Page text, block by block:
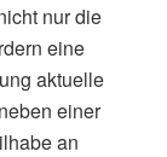
nur die
eine
aktuelle
einer
an